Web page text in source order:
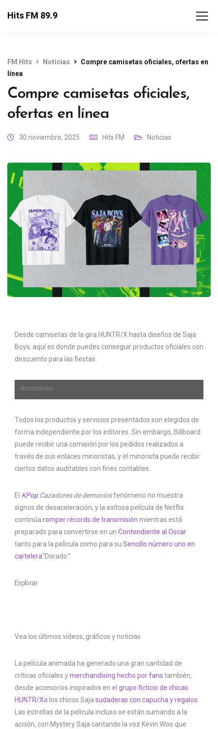
Hits FM 89.9
FM Hits Noticias
Compre camisetas oficiales, ofertas en
línea
Compre camisetas oficiales,
ofertas en línea
30 noviembre, 2025 Hits FM Noticias
Desde camisetas de la gira HUNTR/X hasta diseños de Saja
Boys, aquí es donde puedes conseguir productos oficiales con
descuento para las fiestas.
Amazonas
Todos los productos y servicios presentados son elegidos de
forma independiente por los editores. Sin embargo, Billboard
puede recibir una comisión por los pedidos realizados a
través de sus enlaces minoristas, y el minorista puede recibir
ciertos datos auditables con fines contables.
El KPopCazadores de demoniosfenómeno no muestra
signos de desaceleración, y la exitosa película de Netflix
continúa romper récords de transmisión mientras está
preparado para convertirse en un Contendiente al Oscar
tanto para la película como para su Sencillo número uno en
cartelera“Dorado.”
Explorar
Vea los últimos vídeos, gráficos y noticias
La película animada ha generado una gran cantidad de
críticas oficiales ymerchandising hecho por fans también,
desde accesorios inspirados en el grupo ficticio de chicas
HUNTR/Xa los chicos Saja sudaderas con capucha y regalos.
Las estrellas de la película incluso se están sumando a la
acción, con Mystery Saja cantando la voz Kevin Woo que